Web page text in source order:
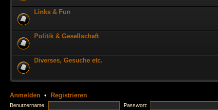
Links & Fun
Politik & Gesellschaft
Diverses, Gesuche etc.
Anmelden • Registrieren
Benutzername: Passwort: